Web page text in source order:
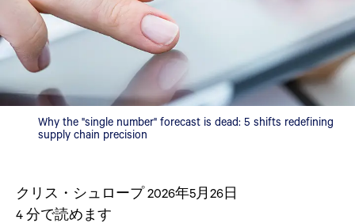
Why the "single number" forecast is dead: 5 shifts redefining
supply chain precision
クリス・シュロープ2026年5月26日
4分で読めます